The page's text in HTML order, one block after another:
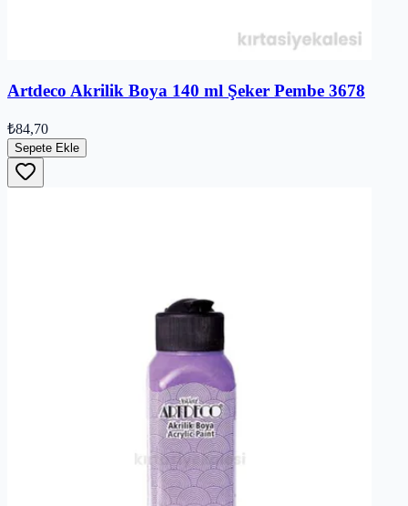
Artdeco Akrilik Boya 140 ml Şeker Pembe 3678
₺84,70
Sepete Ekle